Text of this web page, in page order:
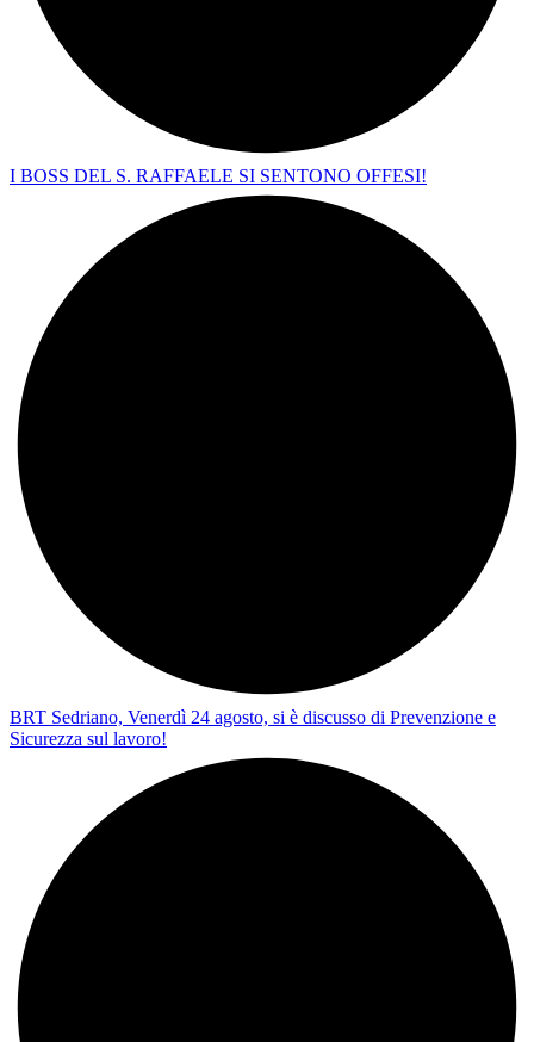
I BOSS DEL S. RAFFAELE SI SENTONO OFFESI!
BRT Sedriano, Venerdì 24 agosto, si è discusso di Prevenzione e
Sicurezza sul lavoro!